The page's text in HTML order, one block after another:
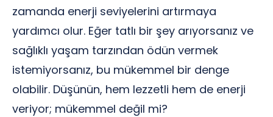
zamanda enerji seviyelerini artırmaya
yardımcı olur. Eğer tatlı bir şey arıyorsanız ve
sağlıklı yaşam tarzından ödün vermek
istemiyorsanız, bu mükemmel bir denge
olabilir. Düşünün, hem lezzetli hem de enerji
veriyor; mükemmel değil mi?